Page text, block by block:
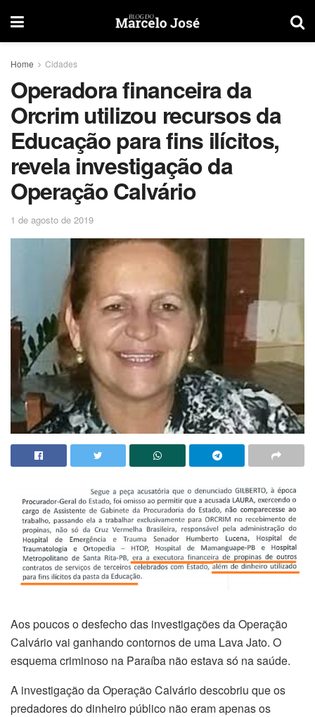
Home Cidades
Operadora financeira da
Orcrim utilizou recursos da
Educação para fins ilícitos,
revela investigação da
Operação Calvário
1 de agosto de 2019
Aos poucos o desfecho das investigações da Operação
Calvário vai ganhando contornos de uma Lava Jato. O
esquema criminoso na Paraíba não estava só na saúde.
A investigação da Operação Calvário descobriu que os
predadores do dinheiro público não eram apenas os